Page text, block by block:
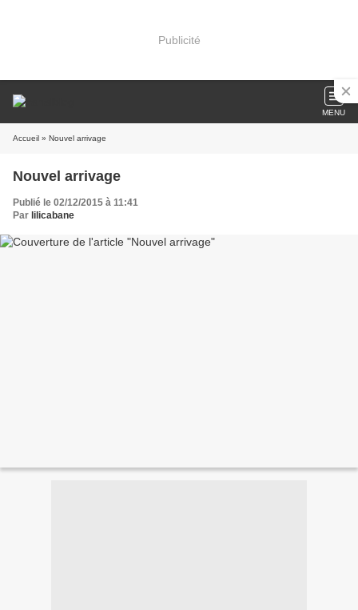
Publicité
MENU
Accueil » Nouvel arrivage
Nouvel arrivage
Publié le 02/12/2015 à 11:41
Par lilicabane